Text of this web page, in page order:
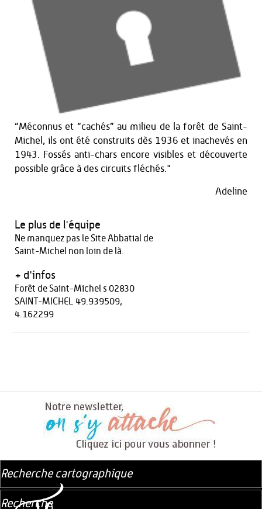
“Méconnus et “cachés” au milieu de la forêt de Saint-
Michel, ils ont été construits dès 1936 et inachevés en
1943. Fossés anti-chars encore visibles et découverte
possible grâce à des circuits fléchés."
Adeline
Le plus de l'équipe
Ne manquez pas le Site Abbatial de
Saint-Michel non loin de là.
+ d'infos
Forêt de Saint-Michel s 02830
SAINT-MICHEL 49.939509,
4.162299
Recherche cartographique
Recherche